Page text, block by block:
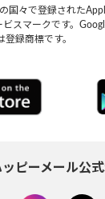
国々で登録された
スマークです。
登録商標です。
ッピーメール公式